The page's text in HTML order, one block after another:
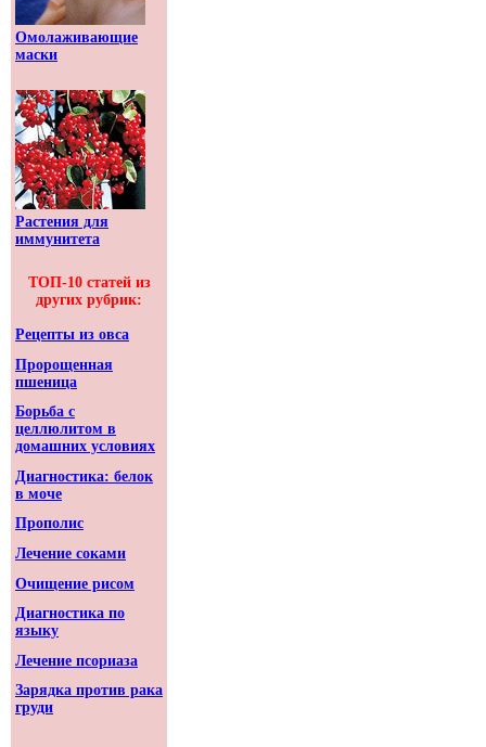
Омолаживающие
маски
Растения для
иммунитета
ТОП-10 статей из
других рубрик:
Рецепты из овса
Пророщенная
пшеница
Борьба с
целлюлитом в
домашних условиях
Диагностика: белок
в моче
Прополис
Лечение соками
Очищение рисом
Диагностика по
языку
Лечение псориаза
Зарядка против рака
груди